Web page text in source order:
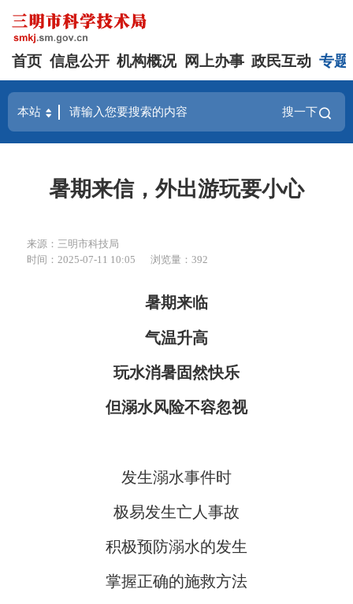
首页 信息公开 机构概况 网上办事 政民互动 专题
搜一下
暑期来信，外出游玩要小心
来源：三明市科技局
时间：2025-07-11 10:05
浏览量：392
暑期来临
气温升高
玩水消暑固然快乐
但溺水风险不容忽视
发生溺水事件时
极易发生亡人事故
积极预防溺水的发生
掌握正确的施救方法